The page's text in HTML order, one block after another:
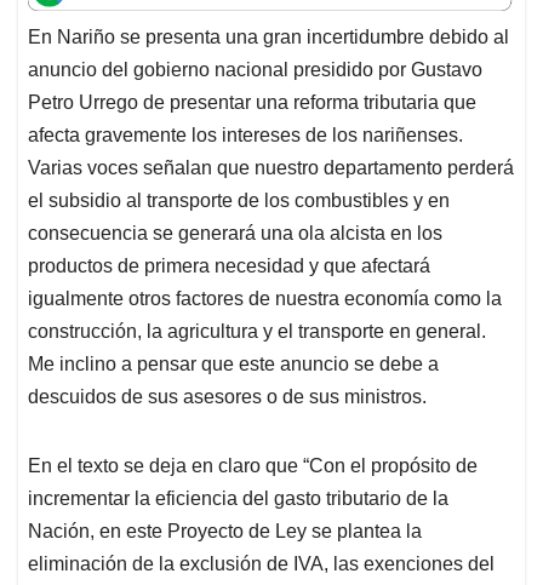
t
s
A
p
p
e
b
o
o
k
k
e
d
I
n
i
l
e
a
d
s
En Nariño se presenta una gran incertidumbre debido al
anuncio del gobierno nacional presidido por Gustavo
Petro Urrego de presentar una reforma tributaria que
afecta gravemente los intereses de los nariñenses.
Varias voces señalan que nuestro departamento perderá
el subsidio al transporte de los combustibles y en
consecuencia se generará una ola alcista en los
productos de primera necesidad y que afectará
igualmente otros factores de nuestra economía como la
construcción, la agricultura y el transporte en general.
Me inclino a pensar que este anuncio se debe a
descuidos de sus asesores o de sus ministros.
En el texto se deja en claro que “Con el propósito de
incrementar la eficiencia del gasto tributario de la
Nación, en este Proyecto de Ley se plantea la
eliminación de la exclusión de IVA, las exenciones del